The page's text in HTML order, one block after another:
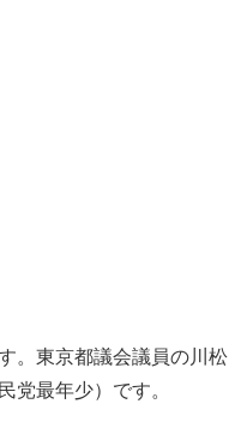
。東京都議会議員の川松
党最年少）です。